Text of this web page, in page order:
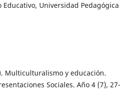
Universidad Pedagógica
Multiculturalismo y educación.
Sociales. Año 4 (7), 27-